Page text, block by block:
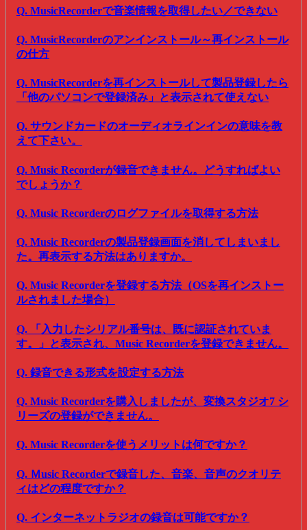
Q. MusicRecorderで音楽情報を取得したい／できない
Q. MusicRecorderのアンインストール～再インストール
の仕方
Q. MusicRecorderを再インストールして製品登録したら
「他のパソコンで登録済み」と表示されて使えない
Q. サウンドカードのオーディオラインインの意味を教
えて下さい。
Q. Music Recorderが録音できません。どうすればよい
でしょうか？
Q. Music Recorderのログファイルを取得する方法
Q. Music Recorderの製品登録画面を消してしまいまし
た。再表示する方法はありますか。
Q. Music Recorderを登録する方法（OSを再インストー
ルされました場合）
Q. 「入力したシリアル番号は、既に認証されていま
す。」と表示され、Music Recorderを登録できません。
Q. 録音できる形式を設定する方法
Q. Music Recorderを購入しましたが、変換スタジオ7 シ
リーズの登録ができません。
Q. Music Recorderを使うメリットは何ですか？
Q. Ｍusic Recorderで録音した、音楽、音声のクオリテ
ィはどの程度ですか？
Q. インターネットラジオの録音は可能ですか？